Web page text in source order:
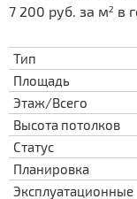
7 200 руб. за м2 в
Тип
Площадь
Этаж/Всего
Высота потолков
Статус
Планировка
Эксплуатационные